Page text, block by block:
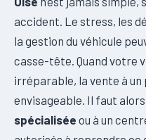
accident. Le stress, les
la gestion du véhicule
casse-tête. Quand votre
irréparable, la vente à un
envisageable. Il faut alors
spécialisée ou à un